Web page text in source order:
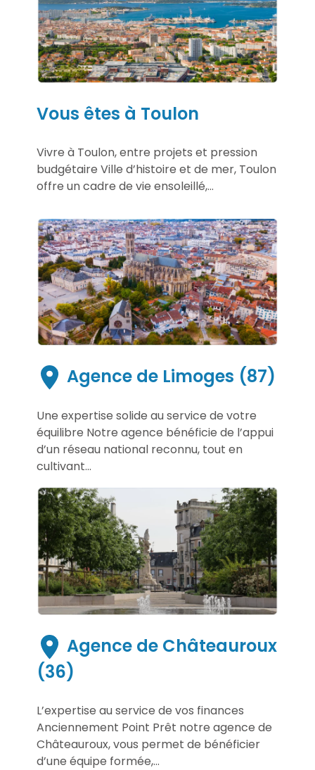
Vous êtes à Toulon
Vivre à Toulon, entre projets et pression
budgétaire Ville d’histoire et de mer, Toulon
offre un cadre de vie ensoleillé,...
Agence de Limoges (87)
Une expertise solide au service de votre
équilibre Notre agence bénéficie de l’appui
d’un réseau national reconnu, tout en
cultivant...
Agence de Châteauroux
(36)
L’expertise au service de vos finances
Anciennement Point Prêt notre agence de
Châteauroux, vous permet de bénéficier
d’une équipe formée,...